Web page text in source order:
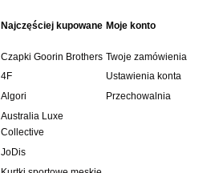
Najczęściej kupowane
Czapki Goorin Brothers
4F
Algori
Australia Luxe
Collective
JoDis
Moje konto
Twoje zamówienia
Ustawienia konta
Przechowalnia